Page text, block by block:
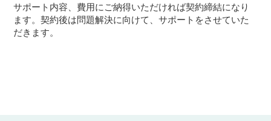
サポート内容、費用にご納得いただければ契約締結になり
ます。契約後は問題解決に向けて、サポートをさせていた
だきます。